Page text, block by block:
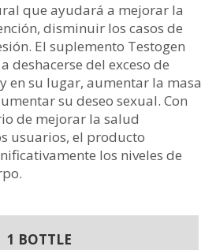
que ayudará a mejorar la
disminuir los casos de
El suplemento Testogen
deshacerse del exceso de
en su lugar, aumentar la masa
su deseo sexual. Con
de mejorar la salud
usuarios, el producto
los niveles de
1 BOTTLE